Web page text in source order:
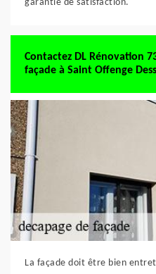
garantie de satisfaction.
Contactez DL Rénovation
façade à Saint Offenge
La façade doit être bien